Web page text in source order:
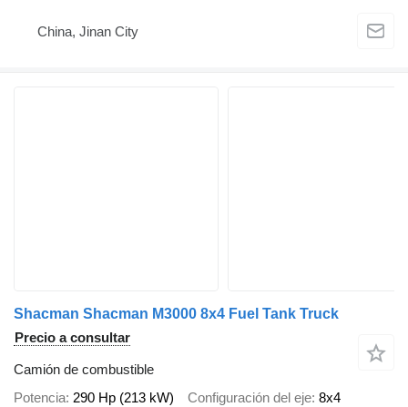
China, Jinan City
Shacman Shacman M3000 8x4 Fuel Tank Truck
Precio a consultar
Camión de combustible
Potencia 290 Hp (213 kW) Configuración del eje 8x4